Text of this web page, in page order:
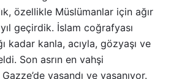
özellikle Müslümanlar için ağır
geçirdik. İslam coğrafyası
kadar kanla, acıyla, gözyaşı ve
Son asrın en vahşi
yaşandı ve yaşanıyor.